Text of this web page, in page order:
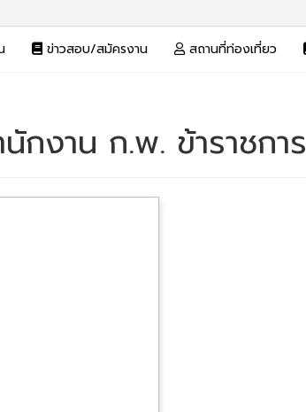
ข่าวสอบ/สมัครงาน สถานที่ท่องเที่ยว
กงาน ก.พ. ข้าราชการ